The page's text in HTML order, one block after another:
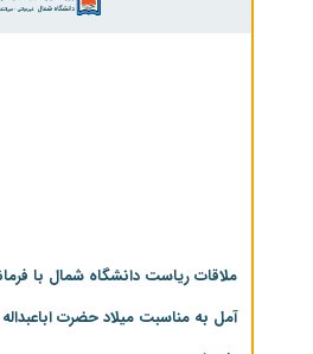
ملاقات ریاست دانشگاه شمال با
آمل به مناسبت میلاد حضرت